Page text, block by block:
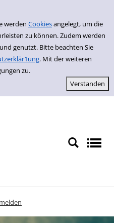
werden Cookiesangelegt, um die
zu können. Zudem werden
genutzt. Bitte beachten Sie
. Mit der weiteren
zu.